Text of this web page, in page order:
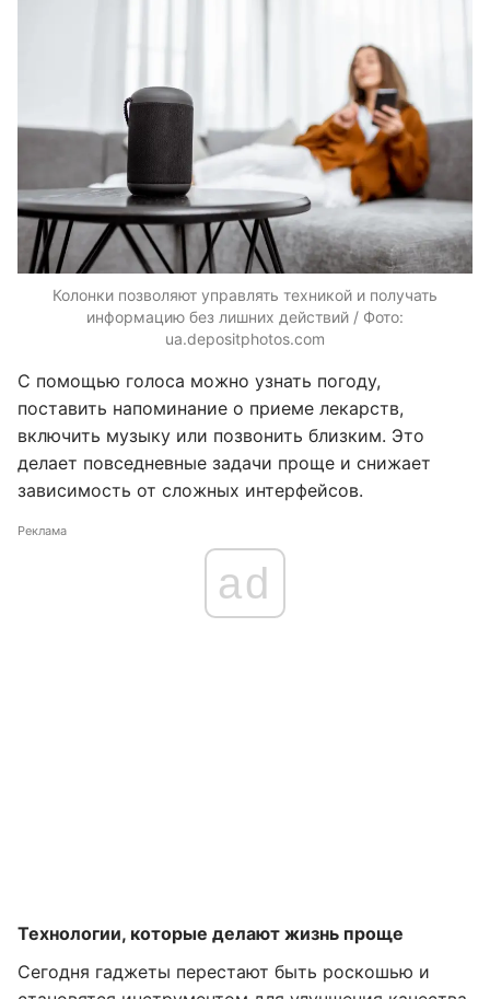
Колонки позволяют управлять техникой и получать
информацию без лишних действий / Фото:
ua.depositphotos.com
С помощью голоса можно узнать погоду,
поставить напоминание о приеме лекарств,
включить музыку или позвонить близким. Это
делает повседневные задачи проще и снижает
зависимость от сложных интерфейсов.
Реклама
ad
Технологии, которые делают жизнь проще
Сегодня гаджеты перестают быть роскошью и